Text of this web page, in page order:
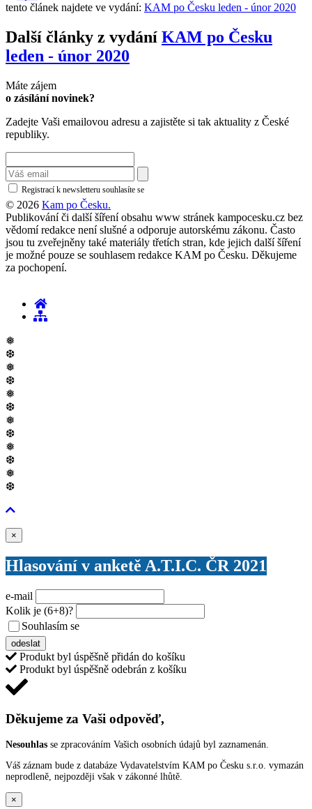
tento článek najdete ve vydání: KAM po Česku leden - únor 2020
Další články z vydání KAM po Česku
leden - únor 2020
Máte zájem
o zásílání novinek?
Zadejte Vaši emailovou adresu a zajistěte si tak aktuality z České
republiky.
Registrací k newsletteru souhlasíte se
© 2026 Kam po Česku.
Publikování či další šíření obsahu www stránek kampocesku.cz bez
vědomí redakce není slušné a odporuje autorskému zákonu. Často
jsou tu zveřejněny také materiály třetích stran, kde jejich další šíření
je možné pouze se souhlasem redakce KAM po Česku. Děkujeme
za pochopení.
❅
❆
❅
❆
❅
❆
❅
❆
❅
❆
❅
❆
×
Hlasování v anketě A.T.I.C. ČR 2021
e-mail
Kolik je (6+8)?
Souhlasím se
odeslat
Produkt byl úspěšně přidán do košíku
Produkt byl úspěšně odebrán z košíku
Děkujeme za Vaši odpověď,
Nesouhlas se zpracováním Vašich osobních údajů byl zaznamenán.
Váš záznam bude z databáze Vydavatelstvím KAM po Česku s.r.o. vymazán
neprodleně, nejpozději však v zákonné lhůtě.
×